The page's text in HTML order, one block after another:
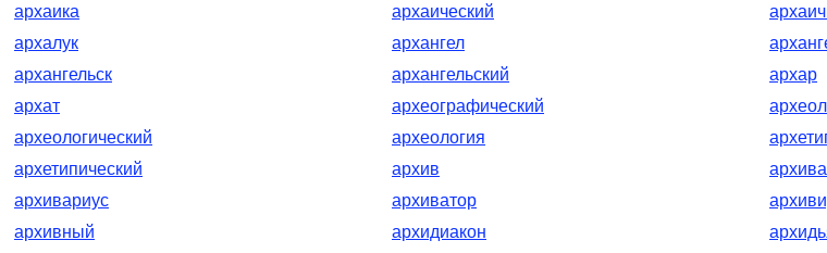
архаика
архаический
архалук
архангел
архангельск
архангельский
архар
архат
археографический
археологический
археология
архетипический
архив
архивариус
архиватор
архивный
архидиакон